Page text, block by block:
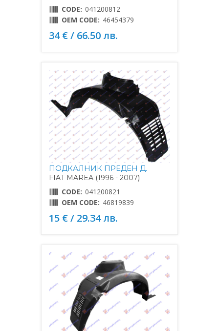
CODE: 041200812
OEM CODE: 46454379
34 € / 66.50 лв.
ПОДКАЛНИК ПРЕДЕН Д.
FIAT MAREA (1996 - 2007)
CODE: 041200821
OEM CODE: 46819839
15 € / 29.34 лв.